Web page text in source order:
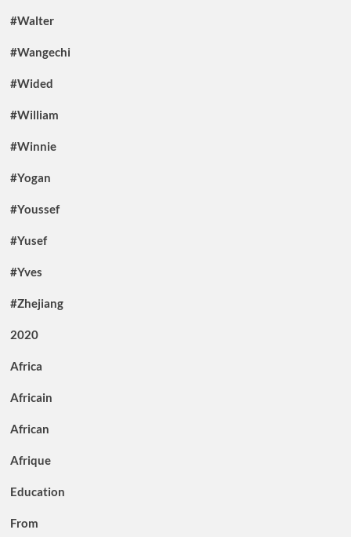
#Walter
#Wangechi
#Wided
#William
#Winnie
#Yogan
#Youssef
#Yusef
#Yves
#Zhejiang
2020
Africa
Africain
African
Afrique
Education
From